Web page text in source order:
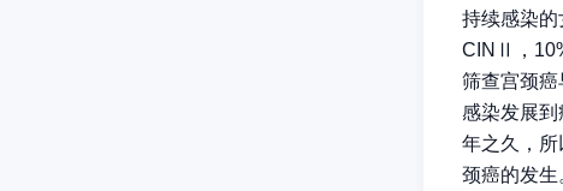
持续感染
CINⅡ，
筛查宫颈癌
感染发展
年之久，
颈癌的发生